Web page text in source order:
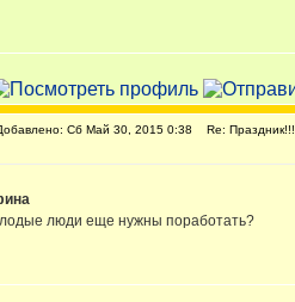
Сб Май 30, 2015 0:38 Re:
люди еще нужны поработать?